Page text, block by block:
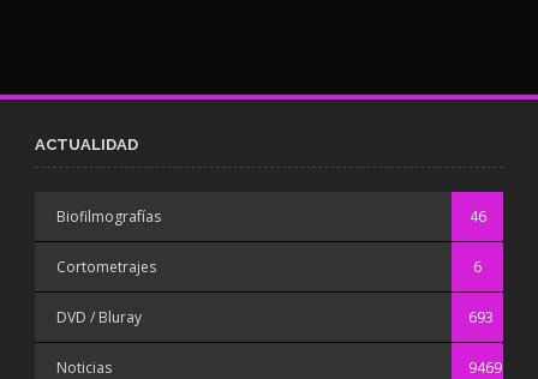
ACTUALIDAD
Biofilmografías 46
Cortometrajes 6
DVD / Bluray 693
Noticias 9469